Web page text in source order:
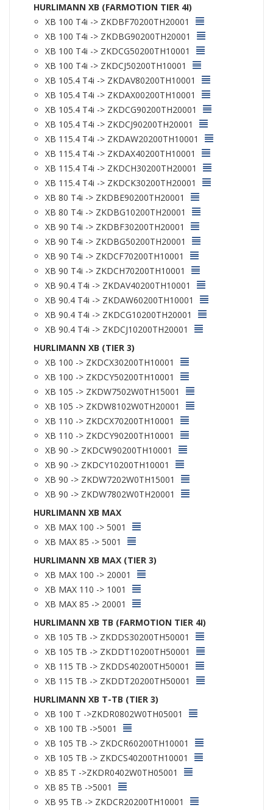
HURLIMANN XB (FARMOTION TIER 4I)
XB 100 T4i -> ZKDBF70200TH20001
XB 100 T4i -> ZKDBG90200TH20001
XB 100 T4i -> ZKDCG50200TH10001
XB 100 T4i -> ZKDCJ50200TH10001
XB 105.4 T4i -> ZKDAV80200TH10001
XB 105.4 T4i -> ZKDAX00200TH10001
XB 105.4 T4i -> ZKDCG90200TH20001
XB 105.4 T4i -> ZKDCJ90200TH20001
XB 115.4 T4i -> ZKDAW20200TH10001
XB 115.4 T4i -> ZKDAX40200TH10001
XB 115.4 T4i -> ZKDCH30200TH20001
XB 115.4 T4i -> ZKDCK30200TH20001
XB 80 T4i -> ZKDBE90200TH20001
XB 80 T4i -> ZKDBG10200TH20001
XB 90 T4i -> ZKDBF30200TH20001
XB 90 T4i -> ZKDBG50200TH20001
XB 90 T4i -> ZKDCF70200TH10001
XB 90 T4i -> ZKDCH70200TH10001
XB 90.4 T4i -> ZKDAV40200TH10001
XB 90.4 T4i -> ZKDAW60200TH10001
XB 90.4 T4i -> ZKDCG10200TH20001
XB 90.4 T4i -> ZKDCJ10200TH20001
HURLIMANN XB (TIER 3)
XB 100 -> ZKDCX30200TH10001
XB 100 -> ZKDCY50200TH10001
XB 105 -> ZKDW7502W0TH15001
XB 105 -> ZKDW8102W0TH20001
XB 110 -> ZKDCX70200TH10001
XB 110 -> ZKDCY90200TH10001
XB 90 -> ZKDCW90200TH10001
XB 90 -> ZKDCY10200TH10001
XB 90 -> ZKDW7202W0TH15001
XB 90 -> ZKDW7802W0TH20001
HURLIMANN XB MAX
XB MAX 100 -> 5001
XB MAX 85 -> 5001
HURLIMANN XB MAX (TIER 3)
XB MAX 100 -> 20001
XB MAX 110 -> 1001
XB MAX 85 -> 20001
HURLIMANN XB TB (FARMOTION TIER 4I)
XB 105 TB -> ZKDDS30200TH50001
XB 105 TB -> ZKDDT10200TH50001
XB 115 TB -> ZKDDS40200TH50001
XB 115 TB -> ZKDDT20200TH50001
HURLIMANN XB T-TB (TIER 3)
XB 100 T ->ZKDR0802W0TH05001
XB 100 TB ->5001
XB 105 TB -> ZKDCR60200TH10001
XB 105 TB -> ZKDCS40200TH10001
XB 85 T ->ZKDR0402W0TH05001
XB 85 TB ->5001
XB 95 TB -> ZKDCR20200TH10001